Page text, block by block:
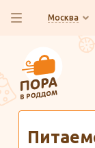
Москва